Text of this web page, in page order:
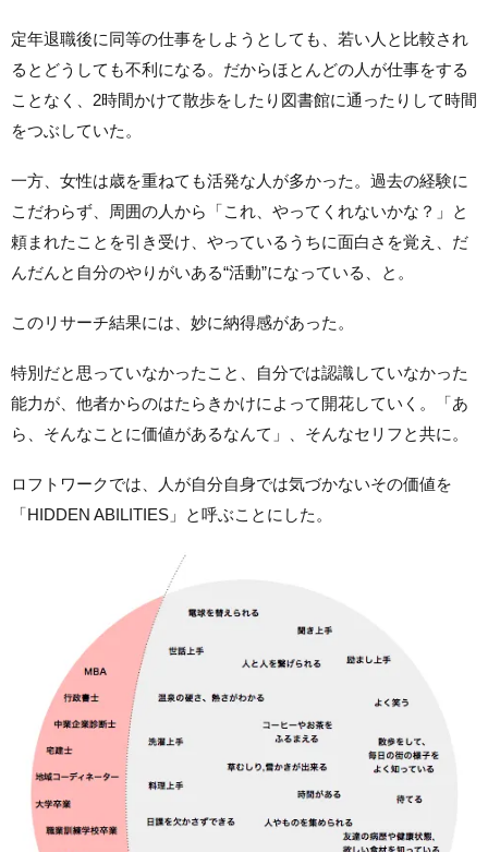
定年退職後に同等の仕事をしようとしても、若い人と比較され
るとどうしても不利になる。だからほとんどの人が仕事をする
ことなく、2時間かけて散歩をしたり図書館に通ったりして時間
をつぶしていた。
一方、女性は歳を重ねても活発な人が多かった。過去の経験に
こだわらず、周囲の人から「これ、やってくれないかな？」と
頼まれたことを引き受け、やっているうちに面白さを覚え、だ
んだんと自分のやりがいある“活動”になっている、と。
このリサーチ結果には、妙に納得感があった。
特別だと思っていなかったこと、自分では認識していなかった
能力が、他者からのはたらきかけによって開花していく。「あ
ら、そんなことに価値があるなんて」、そんなセリフと共に。
ロフトワークでは、人が自分自身では気づかないその価値を
「HIDDEN ABILITIES」と呼ぶことにした。